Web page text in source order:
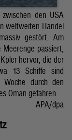
den USA
weltweiten Handel
gestört. Am
passiert,
hervor, die der
13 Schiffe sind
durch den
Oman gefahren.
APA/dpa